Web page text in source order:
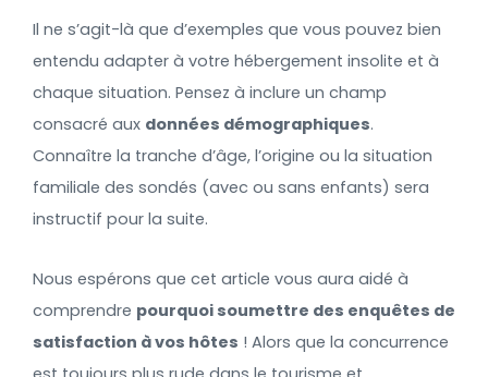
Il ne s’agit-là que d’exemples que vous pouvez bien
entendu adapter à votre hébergement insolite et à
chaque situation. Pensez à inclure un champ
consacré aux données démographiques.
Connaître la tranche d’âge, l’origine ou la situation
familiale des sondés (avec ou sans enfants) sera
instructif pour la suite.
Nous espérons que cet article vous aura aidé à
comprendre pourquoi soumettre des enquêtes de
satisfaction à vos hôtes ! Alors que la concurrence